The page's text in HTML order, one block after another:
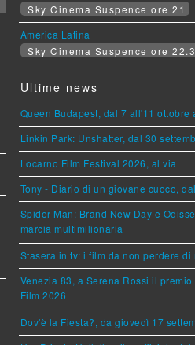
Sky Cinema Suspence ore 21
America Latina
Sky Cinema Suspence ore
Ultime news
Queen Budapest, dal 7 all'11 ottobre
Linkin Park: Unshatter, dal 30
Locarno Film Festival 2026, al via
Tony - Diario di un giovane cuoco,
Spider-Man: Brand New Day e
marcia multimilionaria
Stasera in tv: i film da non perdere
Venezia 83, a Serena Rossi il
Film 2026
Dov'è la Fiesta?, da giovedì 17